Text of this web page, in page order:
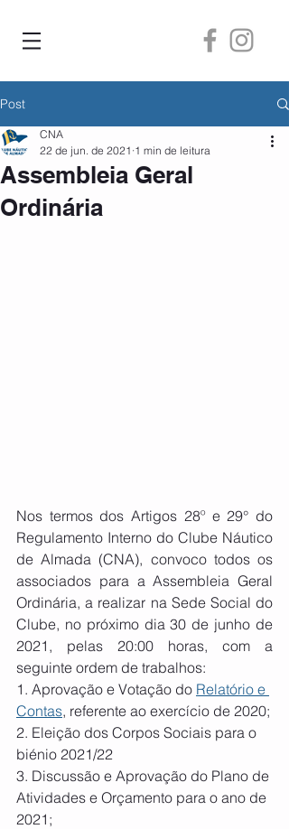
Post
Assembleia Geral
Ordinária
CNA
22 de jun. de 2021 1 min de leitura
Nos termos dos Artigos 28º e 29° do
Regulamento Interno do Clube Náutico
de Almada (CNA), convoco todos os
associados para a Assembleia Geral
Ordinária, a realizar na Sede Social do
Clube, no próximo dia 30 de junho de
2021, pelas 20:00 horas, com a
seguinte ordem de trabalhos:
1. Aprovação e Votação do Relatório e
Contas, referente ao exercício de 2020;
2. Eleição dos Corpos Sociais para o
biénio 2021/22
3. Discussão e Aprovação do Plano de
Atividades e Orçamento para o ano de
2021;